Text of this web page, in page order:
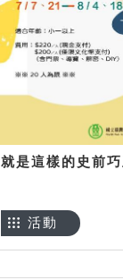
就是這樣的史前巧
活動